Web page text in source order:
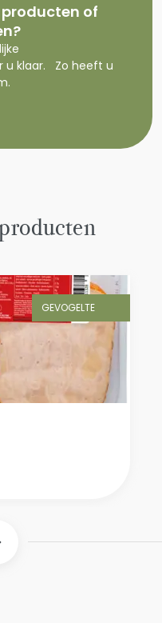
producten of
u klaar. Zo heeft u
GEVOGELTE